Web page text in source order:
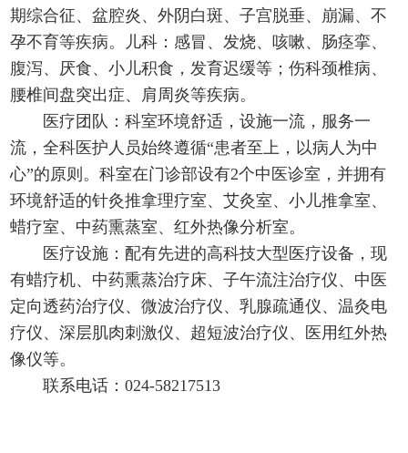
期综合征、盆腔炎、外阴白斑、子宫脱垂、崩漏、不
孕不育等疾病。儿科：感冒、发烧、咳嗽、肠痉挛、
腹泻、厌食、小儿积食，发育迟缓等；伤科颈椎病、
腰椎间盘突出症、肩周炎等疾病。
医疗团队：科室环境舒适，设施一流，服务一
流，全科医护人员始终遵循“患者至上，以病人为中
心”的原则。科室在门诊部设有2个中医诊室，并拥有
环境舒适的针灸推拿理疗室、艾灸室、小儿推拿室、
蜡疗室、中药熏蒸室、红外热像分析室。
医疗设施：配有先进的高科技大型医疗设备，现
有蜡疗机、中药熏蒸治疗床、子午流注治疗仪、中医
定向透药治疗仪、微波治疗仪、乳腺疏通仪、温灸电
疗仪、深层肌肉刺激仪、超短波治疗仪、医用红外热
像仪等。
联系电话：024-58217513